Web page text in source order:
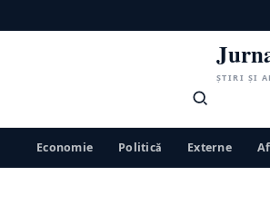
ȘTIRI ȘI
Economie Politică Externe